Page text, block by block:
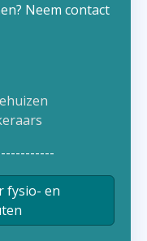
Neem contact
fysio- en